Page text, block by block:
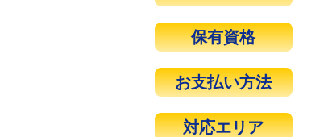
保有資格
お支払い方法
対応エリア